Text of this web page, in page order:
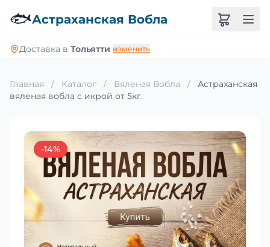
🐟Астраханская Вобла
Доставка в Тольятти изменить
Главная / Каталог / Вяленая Вобла /
Астраханская
вяленая вобла с икрой от 5кг.
-14%